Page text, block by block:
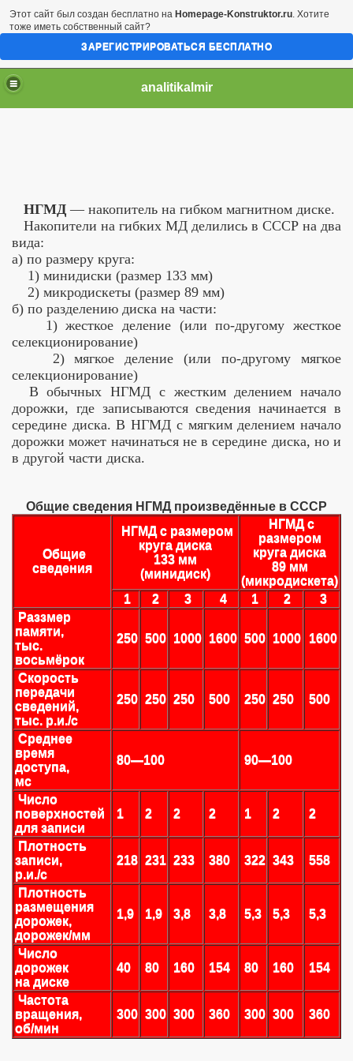
analitikalmir
НГМД — накопитель на гибком магнитном диске.
Накопители на гибких МД делились в СССР на два
вида:
а) по размеру круга:
1) минидиски (размер 133 мм)
2) микродискеты (размер 89 мм)
б) по разделению диска на части:
1) жесткое деление (или по-другому жесткое
селекционирование)
2) мягкое деление (или по-другому мягкое
селекционирование)
В обычных НГМД с жестким делением начало
дорожки, где записываются сведения начинается в
середине диска. В НГМД с мягким делением начало
дорожки может начинаться не в середине диска, но и
в другой части диска.
Общие сведения НГМД произведённые в СССР
Общие
сведения
НГМД с размером
круга диска
133 мм
(минидиск)
НГМД с
размером
круга диска
89 мм
(микродискета)
1
2 3 4 1 2
3
Раззмер
памяти,
тыс.
восьмёрок
250 500 1000 1600 500 1000 1600
Скорость
передачи
сведений,
тыс. р.и./с
250 250 250 500 250 250 500
Среднее
время
доступа,
мс
80—100 90—100
Число
поверхностей
для записи
1 2 2 2 1 2 2
Плотность
записи,
р.и./с
218 231 233 380 322 343 558
Плотность
размещения
дорожек,
дорожек/мм
1,9 1,9 3,8 3,8 5,3 5,3 5,3
Число
дорожек
на диске
40 80 160 154 80 160 154
Частота
вращения,
об/мин
300 300 300 360 300 300 360
Этот сайт был создан бесплатно на Homepage-Konstruktor.ru. Хотите
тоже иметь собственный сайт?
ЗАРЕГИСТРИРОВАТЬСЯ БЕСПЛАТНО